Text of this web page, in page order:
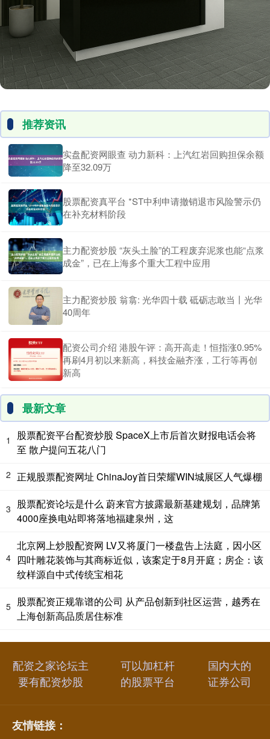
推荐资讯
实盘配资网眼查 动力新科：上汽红岩回购担保余额
降至32.09万
股票配资真平台 *ST中利申请撤销退市风险警示仍
在补充材料阶段
主力配资炒股 “灰头土脸”的工程废弃泥浆也能“点浆
成金”，已在上海多个重大工程中应用
主力配资炒股 翁翕: 光华四十载 砥砺志敢当丨光华
40周年
配资公司介绍 港股午评：高开高走！恒指涨0.95%
再刷4月初以来新高，科技金融齐涨，工行等再创
新高
最新文章
1
股票配资平台配资炒股 SpaceX上市后首次财报电话会将
至 散户提问五花八门
2 正规股票配资网址 ChinaJoy首日荣耀WIN城展区人气爆棚
3 股票配资论坛是什么 蔚来官方披露最新基建规划，品牌第
4000座换电站即将落地福建泉州，这
4
北京网上炒股配资网 LV又将厦门一楼盘告上法庭，因小区
四叶雕花装饰与其商标近似，该案定于8月开庭；房企：该
纹样源自中式传统宝相花
5 股票配资正规靠谱的公司 从产品创新到社区运营，越秀在
上海创新高品质居住标准
配资之家论坛主
要有配资炒股
可以加杠杆
的股票平台
国内大的
证券公司
友情链接：